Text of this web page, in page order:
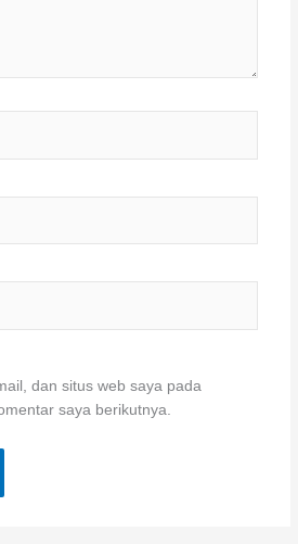
dan situs web saya pada
saya berikutnya.